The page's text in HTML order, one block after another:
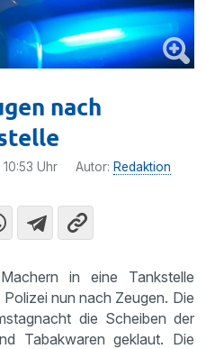
nach
| 10:53 Uhr Autor: Redaktion
in eine Tankstelle
nun nach Zeugen. Die
die Scheiben der
Tabakwaren geklaut. Die